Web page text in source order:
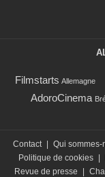
Filmstarts Allemagne
AdoroCinema
Contact Qui sommes-
Politique de cookies
Revue de presse